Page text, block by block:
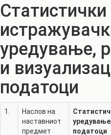
Статистички
уредување,
и
податоци
1.
Наслов на
наставниот
предмет
податоци